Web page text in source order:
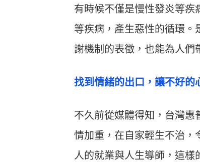
有時候不僅是慢性發炎等疾
等疾病，產生惡性的循環
謝機制的表徵，也能為人們
找到情緒的出口，讓不好的
不久前從媒體得知，台灣
情加重，在自家輕生不治，
人的就業與人生導師，這樣